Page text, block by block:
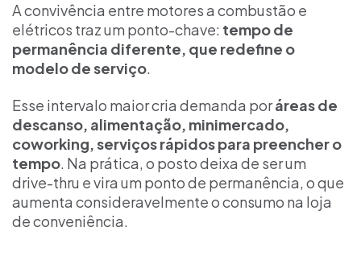
A convivência entre motores a combustão e
elétricos traz um ponto-chave: tempo de
permanência diferente, que redefine o
modelo de serviço.
Esse intervalo maior cria demanda poráreas de
descanso, alimentação, minimercado,
coworking, serviços rápidos para preencher o
tempo. Na prática, o posto deixa de ser um
drive-thru e vira um ponto de permanência, o que
aumenta consideravelmente o consumo na loja
de conveniência.